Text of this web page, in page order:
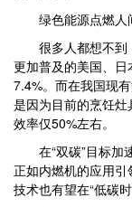
绿色能源点燃人
很多人都想不到，
更加普及的美国、
7.4%。而在我国现
是因为目前的烹饪
效率仅50%左右。
在“双碳”目标加速
正如内燃机的应用
技术也有望在“低碳